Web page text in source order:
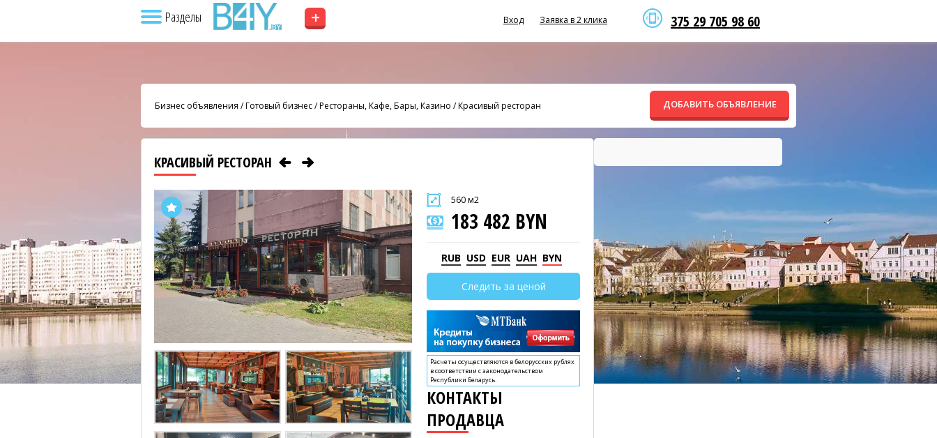
Разделы + 375 29 705 98 60
Вход Заявка в 2 клика
Бизнес объявления /Готовый бизнес/Рестораны, Кафе, Бары, Казино /Красивый ресторан ДОБАВИТЬ ОБЪЯВЛЕНИЕ
КРАСИВЫЙ РЕСТОРАН
560 м2
183 482 BYN
RUB USD EUR UAH BYN
Следить за ценой
Расчеты осуществляются в белорусских рублях
в соответствии с законодательством
Республики Беларусь.
КОНТАКТЫ
ПРОДАВЦА